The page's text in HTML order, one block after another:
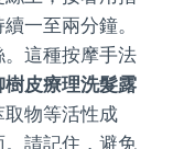
一至兩分鐘。
這種按摩手法
樹皮療理洗髮露
物等活性成
請記住，避免